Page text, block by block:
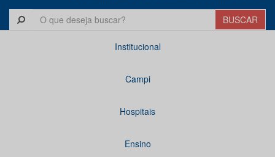
Institucional
Campi
Hospitais
Ensino